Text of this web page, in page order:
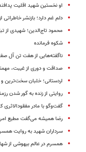
او نخستین شهید اقلیت
دلم غم دارد؛ بازنشر
محمود تاج‌الدین؛ شهیدی از
شکوه فرمانده
ناگفته‌هایی از هفت تن آل
صداقت و دوری از غیبت،
اردستانی؛ خلبان سخت‌ترین
روایتی از زنده به گور شدن رزمنده ۱۵
گفت‌وگو با مادر مفقودالاثری که بعد از 30 سال
رضا همیشه می‌گفت مطیع
سرداران شهید به روایت
همسرم در عالم بیهوشی از